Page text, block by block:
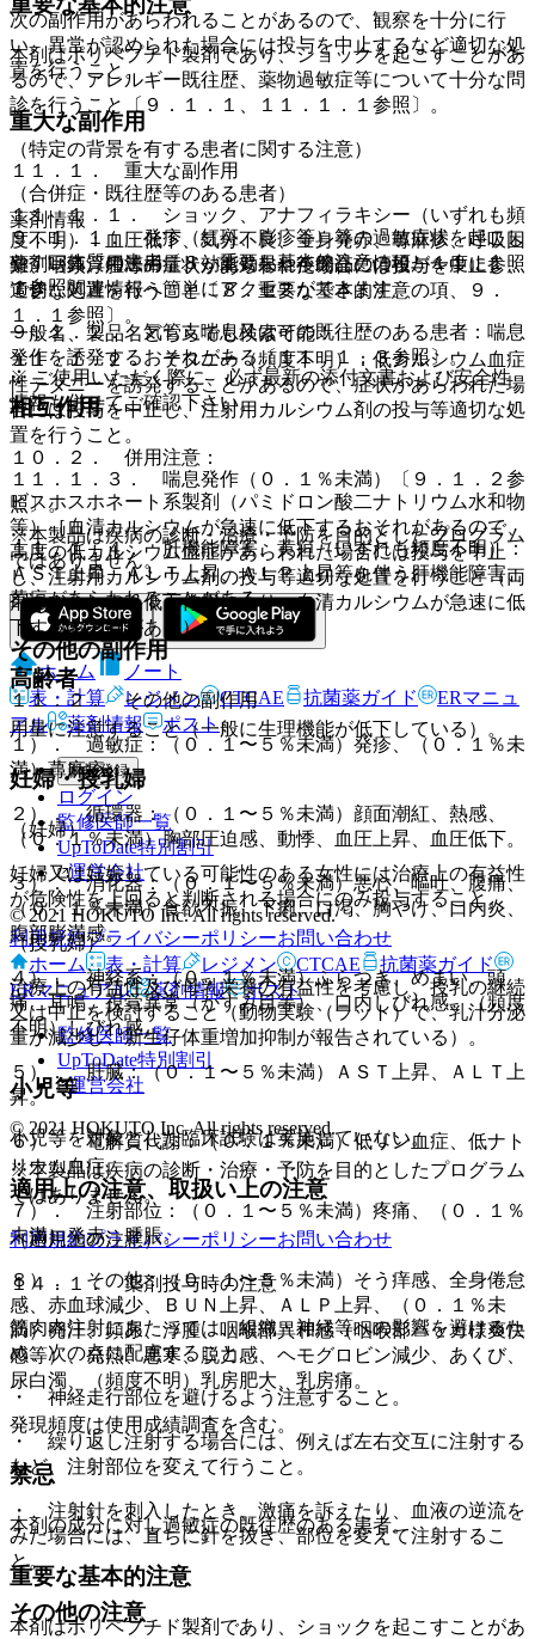
本剤はポリペプチド製剤であり、ショックを起こすことがあ
るので、アレルギー既往歴、薬物過敏症等について十分な問
診を行うこと〔９．１．１、１１．１．１参照〕。
（特定の背景を有する患者に関する注意）
（合併症・既往歴等のある患者）
９．１．１． 発疹（紅斑、膨疹等）等の過敏症状を起こし
やすい体質の患者〔８．重要な基本的注意の項、１１．１．
１参照〕。
９．１．２． 気管支喘息又はその既往歴のある患者：喘息
発作を誘発するおそれがある〔１１．１．３参照〕。
相互作用
１０．２． 併用注意：
ビスホスホネート系製剤（パミドロン酸二ナトリウム水和物
等）［血清カルシウムが急速に低下するおそれがあるので、
高度の低カルシウム血症があらわれた場合には投与を中止
し、注射用カルシウム剤の投与等適切な処置を行うこと（両
剤のカルシウム低下作用により、血清カルシウムが急速に低
下するおそれがある）］。
高齢者
用量に注意すること（一般に生理機能が低下している）。
妊婦・授乳婦
（妊婦）
妊婦又は妊娠している可能性のある女性には治療上の有益性
が危険性を上回ると判断される場合にのみ投与すること。
（授乳婦）
治療上の有益性及び母乳栄養の有益性を考慮し、授乳の継続
又は中止を検討すること（動物実験（ラット）で、乳汁分泌
量が減少し、新生仔体重増加抑制が報告されている）。
小児等
小児等を対象とした臨床試験は実施していない。
適用上の注意、取扱い上の注意
（適用上の注意）
１４．１． 薬剤投与時の注意
筋肉内注射にあたっては、組織・神経等への影響を避けるた
め、次の点に配慮すること。
・ 神経走行部位を避けるよう注意すること。
・ 繰り返し注射する場合には、例えば左右交互に注射する
など、注射部位を変えて行うこと。
・ 注射針を刺入したとき、激痛を訴えたり、血液の逆流を
みた場合には、直ちに針を抜き、部位を変えて注射するこ
と。
その他の注意
次の副作用があらわれることがあるので、観察を十分に行
い、異常が認められた場合には投与を中止するなど適切な処
置を行うこと。
重大な副作用
１１．１． 重大な副作用
１１．１．１． ショック、アナフィラキシー（いずれも頻
度不明）：血圧低下、気分不良、全身発赤、蕁麻疹、呼吸困
難、咽頭浮腫等の症状があらわれた場合には投与を中止し、
適切な処置を行うこと〔８．重要な基本的注意の項、９．
１．１参照〕。
１１．１．２． テタニー（頻度不明）：低カルシウム血症
性テタニーを誘発することがあるので、症状があらわれた場
合には投与を中止し、注射用カルシウム剤の投与等適切な処
置を行うこと。
１１．１．３． 喘息発作（０．１％未満）〔９．１．２参
照〕。
１１．１．４． 肝機能障害、黄疸（いずれも頻度不明）：
ＡＳＴ上昇、ＡＬＴ上昇、ＡＬＰ上昇等を伴う肝機能障害、
黄疸があらわれることがある。
その他の副作用
１１．２． その他の副作用
１）． 過敏症：（０．１〜５％未満）発疹、（０．１％未
満）蕁麻疹。
２）． 循環器：（０．１〜５％未満）顔面潮紅、熱感、
（０．１％未満）胸部圧迫感、動悸、血圧上昇、血圧低下。
３）． 消化器：（０．１〜５％未満）悪心、嘔吐、腹痛、
（０．１％未満）食欲不振、下痢、口渇、胸やけ、口内炎、
腹部膨満感。
４）． 神経系：（０．１％未満）ふらつき、めまい、頭
痛、耳鳴、視覚異常（かすみ目等）、口内しびれ感、（頻度
不明）しびれ感。
５）． 肝臓：（０．１〜５％未満）ＡＳＴ上昇、ＡＬＴ上
昇。
６）． 電解質代謝：（０．１％未満）低リン血症、低ナト
リウム血症。
７）． 注射部位：（０．１〜５％未満）疼痛、（０．１％
未満）発赤、腫脹。
８）． その他：（０．１〜５％未満）そう痒感、全身倦怠
感、赤血球減少、ＢＵＮ上昇、ＡＬＰ上昇、（０．１％未
満）発汗、頻尿、浮腫、咽喉部異和感（咽喉部ハッカ様爽快
感等）、発熱、悪寒、脱力感、ヘモグロビン減少、あくび、
尿白濁、（頻度不明）乳房肥大、乳房痛。
発現頻度は使用成績調査を含む。
禁忌
本剤の成分に対し過敏症の既往歴のある患者。
重要な基本的注意
本剤はポリペプチド製剤であり、ショックを起こすことがあ
薬剤情報
薬剤写真、用法用量、効能効果や後発品の情報が一度に参照
でき、関連情報へ簡単にアクセスができます。
一般名、製品名どちらでも検索可能！
※ ご使用いただく際に、必ず最新の添付文書および安全性
情報も併せてご確認下さい。
※本製品は疾病の診断・治療・予防を目的としたプログラム
ではありません。
ホーム
ノート
表・計算
レジメン CTCAE 抗菌薬ガイド
ERマニュ
アル
薬剤情報 ポスト
新規登録
ログイン
監修医師一覧
UpToDate特別割引
運営会社
© 2021 HOKUTO Inc. All rights reserved.
利用規約プライバシーポリシーお問い合わせ
ホーム
表・計算 レジメン CTCAE
抗菌薬ガイド
ERマニュアル
薬剤情報 ポスト
監修医師一覧
UpToDate特別割引
運営会社
© 2021 HOKUTO Inc. All rights reserved.
※本製品は疾病の診断・治療・予防を目的としたプログラム
ではありません。
利用規約プライバシーポリシーお問い合わせ